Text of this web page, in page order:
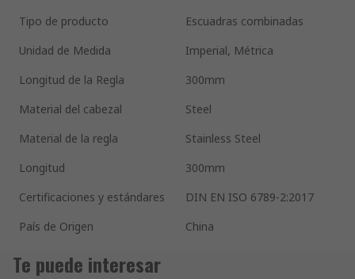
Tipo de producto
Escuadras combinadas
Unidad de Medida
Imperial, Métrica
Longitud de la Regla
300mm
Material del cabezal
Steel
Material de la regla
Stainless Steel
Longitud
300mm
Certificaciones y estándares
DIN EN ISO 6789-2:2017
País de Origen
China
Te puede interesar